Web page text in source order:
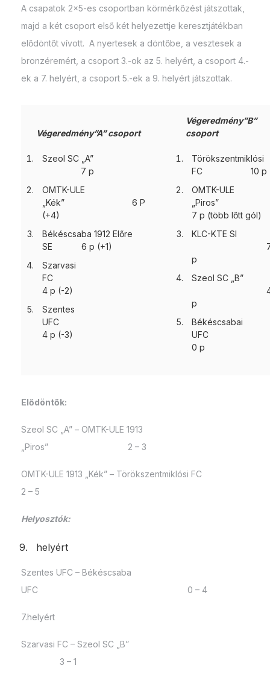
A csapatok 2×5-es csoportban körmérkőzést játszottak,
majd a két csoport első két helyezettje keresztjátékban
elődöntőt vívott. A nyertesek a döntőbe, a vesztesek a
bronzéremért, a csoport 3.-ok az 5. helyért, a csoport 4.-
ek a 7. helyért, a csoport 5.-ek a 9. helyért játszottak.
Végeredmény”A” csoport
Szeol SC „A”
7 p
OMTK-ULE
„Kék” 6 P
(+4)
Békéscsaba 1912 Előre
SE 6 p (+1)
Szarvasi
FC
4 p (-2)
Szentes
UFC
4 p (-3)
Végeredmény”B”
csoport
Törökszentmiklósi
FC 10 p
OMTK-ULE
7 p (több lőtt gól)
KLC-KTE SI
p
Szeol SC „B”
p
Békéscsabai
0 p
Elődöntők:
Szeol SC „A” – OMTK-ULE 1913
„Piros” 2 – 3
OMTK-ULE 1913 „Kék” – Törökszentmiklósi FC
2 – 5
Helyosztók:
helyért
Szentes UFC – Békéscsaba
UFC 0 – 4
7.helyért
Szarvasi FC – Szeol SC „B”
3 – 1